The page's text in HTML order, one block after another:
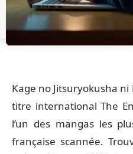
Kage no Jitsuryokusha
titre international The
l’un des mangas les
française scannée.